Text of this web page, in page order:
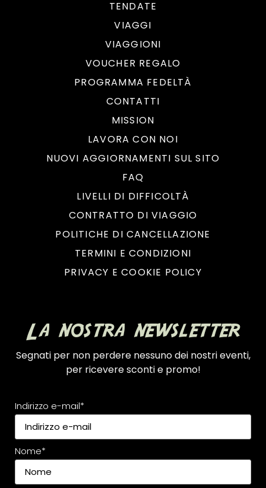
TENDATE
VIAGGI
VIAGGIONI
VOUCHER REGALO
PROGRAMMA FEDELTÀ
CONTATTI
MISSION
LAVORA CON NOI
NUOVI AGGIORNAMENTI SUL SITO
FAQ
LIVELLI DI DIFFICOLTÀ
CONTRATTO DI VIAGGIO
POLITICHE DI CANCELLAZIONE
TERMINI E CONDIZIONI
PRIVACY E COOKIE POLICY
La nostra newsletter
Segnati per non perdere nessuno dei nostri eventi,
per ricevere sconti e promo!
Indirizzo e-mail*
Nome*